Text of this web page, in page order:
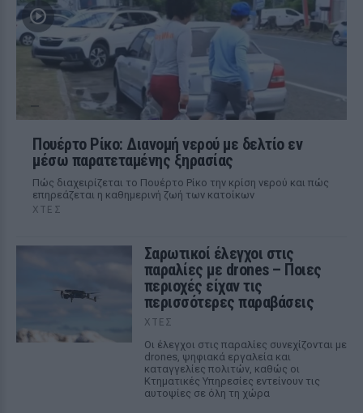
Πουέρτο Ρίκο: Διανομή νερού με δελτίο εν
μέσω παρατεταμένης ξηρασίας
Πώς διαχειρίζεται το Πουέρτο Ρίκο την κρίση νερού και πώς
επηρεάζεται η καθημερινή ζωή των κατοίκων
ΧΤΕΣ
Σαρωτικοί έλεγχοι στις
παραλίες με drones – Ποιες
περιοχές είχαν τις
περισσότερες παραβάσεις
ΧΤΕΣ
Οι έλεγχοι στις παραλίες συνεχίζονται με
drones, ψηφιακά εργαλεία και
καταγγελίες πολιτών, καθώς οι
Κτηματικές Υπηρεσίες εντείνουν τις
αυτοψίες σε όλη τη χώρα